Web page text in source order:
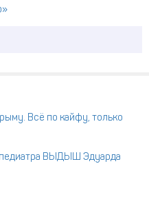
Всё по кайфу, только
педиатра ВЫДЫШ Эдуарда